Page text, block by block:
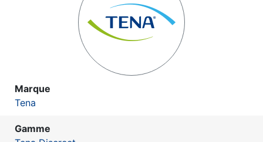
Marque
Tena
Gamme